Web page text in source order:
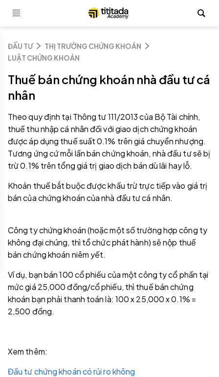
ĐẦU TƯ
THỊ TRƯỜNG CHỨNG KHOÁN
LUẬT CHỨNG KHOÁN
Thuế bán chứng khoán nhà đầu tư cá
nhân
Theo quy định tại Thông tư 111/2013 của Bộ Tài chính,
thuế thu nhập cá nhân đối với giao dịch chứng khoán
được áp dụng thuế suất 0.1% trên giá chuyển nhượng.
Tương ứng cứ mỗi lần bán chứng khoán, nhà đầu tư sẽ bị
trừ 0.1% trên tổng giá trị giao dịch bán dù lãi hay lỗ.
Khoản thuế bắt buộc được khấu trừ trực tiếp vào giá trị
bán của chứng khoán của nhà đầu tư cá nhân.
Công ty chứng khoán (hoặc một số trường hợp công ty
không đại chúng, thì tổ chức phát hành) sẽ nộp thuế
bán chứng khoán niêm yết.
Ví dụ, bạn bán 100 cổ phiếu của một công ty cổ phần tại
mức giá 25,000 đồng/cổ phiếu, thì thuế bán chứng
khoán bạn phải thanh toán là: 100 x 25,000 x 0.1% =
2,500 đồng.
Xem thêm:
Đầu tư chứng khoán có rủi ro không